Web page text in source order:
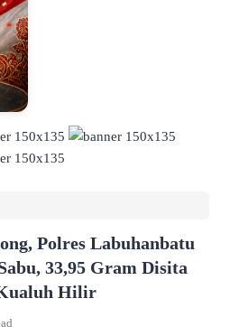
Polres Labuhanbatu
33,95 Gram Disita
Hilir